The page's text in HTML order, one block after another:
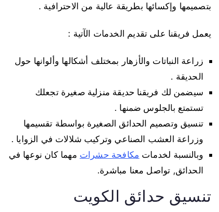
بتصميمها وإكسائها بطريقة عالية من الاحترافية .
يعمل فريقنا على تقديم الخدمات الآتية :
زراعة النباتات والأزهار بمختلف أشكالها وألوانها حول
الحديقة .
سيضمن لك فريقنا حديقة منزلية صغيرة تجعلك
تستمتع بالجلوس ضمنها .
تنسيق وتصميم الحدائق الصغيرة بواسطة تقسيمها
وزراعة العشب الصناعي وتركيب شلالات في الزوايا .
وبالنسبة لخدمات مكافحة حشرات مهما كان نوعها في
الحدائق, تواصل معنا مباشرة.
تنسيق حدائق الكويت